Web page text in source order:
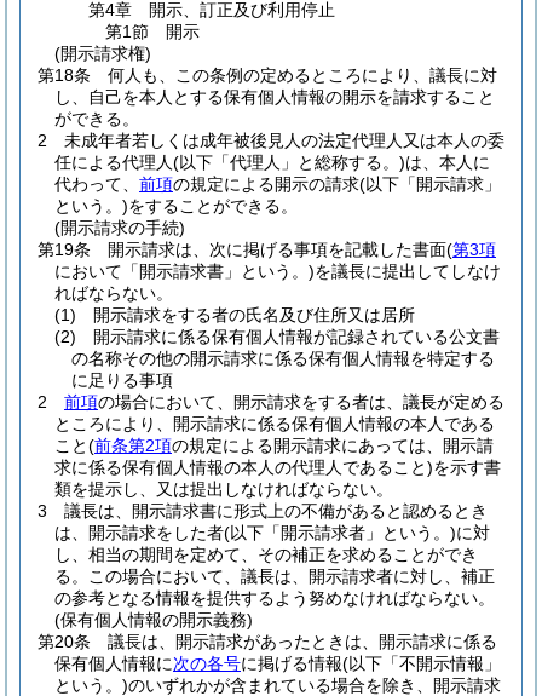
第4章
開示、訂正及び利用停止
第1節
開示
(開示請求権)
第18条
何人も、この条例の定めるところにより、議長に対
し、自己を本人とする保有個人情報の開示を請求すること
ができる。
2
未成年者若しくは成年被後見人の法定代理人又は本人の委
任による代理人(以下「代理人」と総称する。)は、本人に
代わって、 前項の規定による開示の請求(以下「開示請求」
という。)をすることができる。
(開示請求の手続)
第19条
開示請求は、次に掲げる事項を記載した書面(第3項
において「開示請求書」という。)を議長に提出してしなけ
ればならない。
(1)
開示請求をする者の氏名及び住所又は居所
(2)
開示請求に係る保有個人情報が記録されている公文書
の名称その他の開示請求に係る保有個人情報を特定する
に足りる事項
2
前項の場合において、開示請求をする者は、議長が定める
ところにより、開示請求に係る保有個人情報の本人である
こと(前条第2項の規定による開示請求にあっては、開示請
求に係る保有個人情報の本人の代理人であること)を示す書
類を提示し、又は提出しなければならない。
3
議長は、開示請求書に形式上の不備があると認めるとき
は、開示請求をした者(以下「開示請求者」という。)に対
し、相当の期間を定めて、その補正を求めることができ
る。
この場合において、議長は、開示請求者に対し、補正
の参考となる情報を提供するよう努めなければならない。
(保有個人情報の開示義務)
第20条
議長は、開示請求があったときは、開示請求に係る
保有個人情報に次の各号に掲げる情報(以下「不開示情報」
という。)のいずれかが含まれている場合を除き、開示請求